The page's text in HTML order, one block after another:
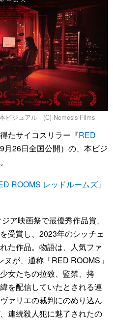
ビジュアル - (C) Nemesis Films
たサイコスリラー『RED
月26日全国公開）の、本ビジ
ROOMS レッドルームズ』
ア映画祭で最優秀作品賞、
受賞し、2023年のシッチェ
た作品。物語は、人気ファ
が、通称「RED ROOMS」
女たちの拉致、監禁、拷
を配信していたとされる連
ァリエの裁判にのめり込ん
連続殺人犯に魅了されたの